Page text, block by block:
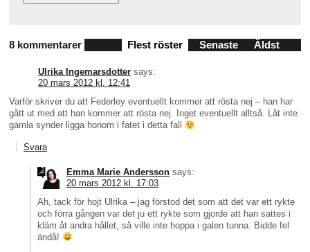
8 kommentarer Flest röster Senaste Äldst
Ulrika Ingemarsdotter says:
20 mars 2012 kl. 12:41
Varför skriver du att Federley eventuellt kommer att rösta nej – han har
gått ut med att han kommer att rösta nej. Inget eventuellt alltså. Låt inte
gamla synder ligga honom i fatet i detta fall
Svara
Emma Marie Andersson says:
20 mars 2012 kl. 17:03
Ah, tack för hojt Ulrika – jag förstod det som att det var ett rykte
och förra gången var det ju ett rykte som gjorde att han sattes i
kläm åt andra hållet, så ville inte hoppa i galen tunna. Bidde fel
ändå!